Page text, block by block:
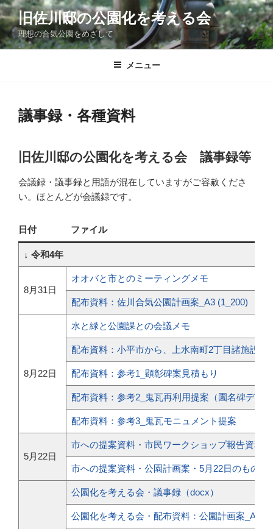
コ
ン
テ
ン
旧佐川邸の公園化を考える会
理想の合気公園をめざして
メニュー
議事録・各種資料
旧佐川邸の公園化を考える会 議事録等
会議録・議事録と用語が混在していますがご容赦くださ
い。ほとんどが会議録です。
日付 ファイル
↓ 令和4年
8月31日
オオバと市とのミーティングメモ
配布資料：佐川合気公園計画案_A3 (1_200)
8月22日
水と緑と公園課との会議メモ
配布資料：小平市から、上水南町2丁目諸施設配
配布資料：参考1_顕彰碑案見積もり
配布資料：参考2_鬼瓦再利用提案（園名碑デザ
配布資料：参考3_鬼瓦モニュメント提案
5月22日
市への提案資料・市民ワークショップ報告資料
市への提案資料・公園計画案・5月22日のものと
公園化を考える会・議事録（docx）
公園化を考える会・配布資料：公園計画案_A3